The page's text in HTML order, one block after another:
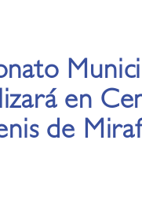
en
de